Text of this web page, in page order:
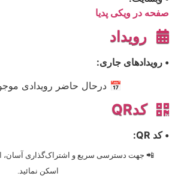
صفحه در ویکی پدیا
رویداد
• رویدادهای جاری:
📅 درحال حاضر رویدادی
کدQR
• کد QR:
📲 جهت دسترسی سریع و اشتراک‌گذاری آسان،
اسکن نمائید.